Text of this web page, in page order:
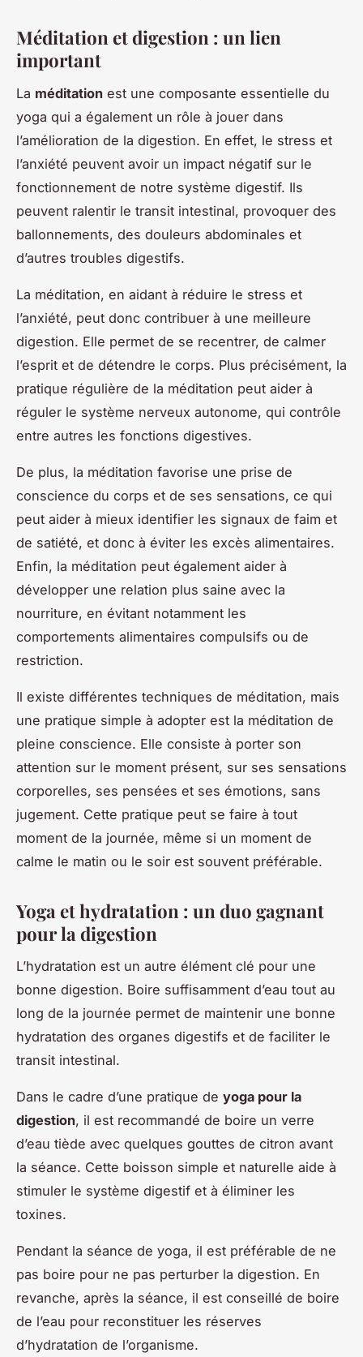
Méditation et digestion : un lien
important
La méditation est une composante essentielle du
yoga qui a également un rôle à jouer dans
l’amélioration de la digestion. En effet, le stress et
l’anxiété peuvent avoir un impact négatif sur le
fonctionnement de notre système digestif. Ils
peuvent ralentir le transit intestinal, provoquer des
ballonnements, des douleurs abdominales et
d’autres troubles digestifs.
La méditation, en aidant à réduire le stress et
l’anxiété, peut donc contribuer à une meilleure
digestion. Elle permet de se recentrer, de calmer
l’esprit et de détendre le corps. Plus précisément, la
pratique régulière de la méditation peut aider à
réguler le système nerveux autonome, qui contrôle
entre autres les fonctions digestives.
De plus, la méditation favorise une prise de
conscience du corps et de ses sensations, ce qui
peut aider à mieux identifier les signaux de faim et
de satiété, et donc à éviter les excès alimentaires.
Enfin, la méditation peut également aider à
développer une relation plus saine avec la
nourriture, en évitant notamment les
comportements alimentaires compulsifs ou de
restriction.
Il existe différentes techniques de méditation, mais
une pratique simple à adopter est la méditation de
pleine conscience. Elle consiste à porter son
attention sur le moment présent, sur ses sensations
corporelles, ses pensées et ses émotions, sans
jugement. Cette pratique peut se faire à tout
moment de la journée, même si un moment de
calme le matin ou le soir est souvent préférable.
Yoga et hydratation : un duo gagnant
pour la digestion
L’hydratation est un autre élément clé pour une
bonne digestion. Boire suffisamment d’eau tout au
long de la journée permet de maintenir une bonne
hydratation des organes digestifs et de faciliter le
transit intestinal.
Dans le cadre d’une pratique de yoga pour la
digestion, il est recommandé de boire un verre
d’eau tiède avec quelques gouttes de citron avant
la séance. Cette boisson simple et naturelle aide à
stimuler le système digestif et à éliminer les
toxines.
Pendant la séance de yoga, il est préférable de ne
pas boire pour ne pas perturber la digestion. En
revanche, après la séance, il est conseillé de boire
de l’eau pour reconstituer les réserves
d’hydratation de l’organisme.